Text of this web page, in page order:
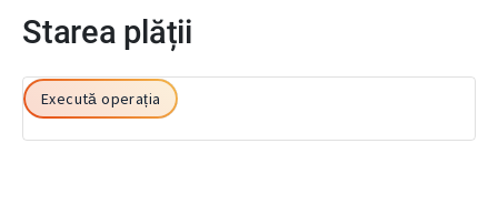
Starea plății
Execută operația